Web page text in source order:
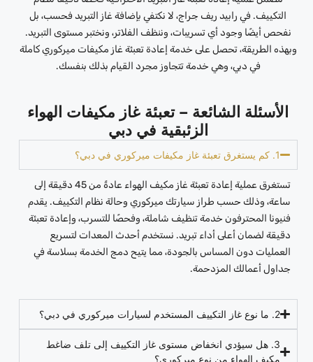
التكييف. في رابيد ريف جراج، لا نكتفي بإضافة غاز التبريد فحسب، بل
نفحص أيضًا وجود أي تسريبات، وننظف الفلاتر، ونختبر مستوى التبريد.
وبهذه الطريقة، تحصل على خدمة إعادة تعبئة غاز مكيفات ميركوري كاملة
في دبي، وهي خدمة تتجاوز مجرد القيام بذلك بنفسك.
الأسئلة الشائعة – تعبئة غاز مكيفات الهواء
الزئبقية في دبي
1. كم يستغرق تعبئة غاز مكيفات ميركوري في دبي؟
تستغرق عملية إعادة تعبئة غاز مكيف الهواء عادةً من 45 دقيقة إلى
ساعة، وذلك حسب طراز سيارتك ميركوري وحالة نظام التكييف. يقدم
فنيونا المحترفون خدمة تنظيف شاملة، وفحصًا للتسرب، وإعادة تعبئة
دقيقة لضمان أعلى أداء تبريد. نستخدم أحدث المعدات لتسريع
العمليات دون المساس بالجودة، مما يتيح دمج الخدمة بسلاسة في
جداول أعمالك المزدحمة.
2. ما نوع غاز التكييف المستخدم لسيارات ميركوري في دبي؟
3. هل سيؤدي انخفاض مستوى غاز التكييف إلى تلف ضاغط
مكيف الهواء من نوع ميركوري؟